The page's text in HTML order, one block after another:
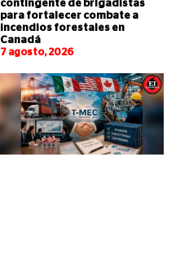
contingente de brigadistas
para fortalecer combate a
incendios forestales en
Canadá
7 agosto, 2026